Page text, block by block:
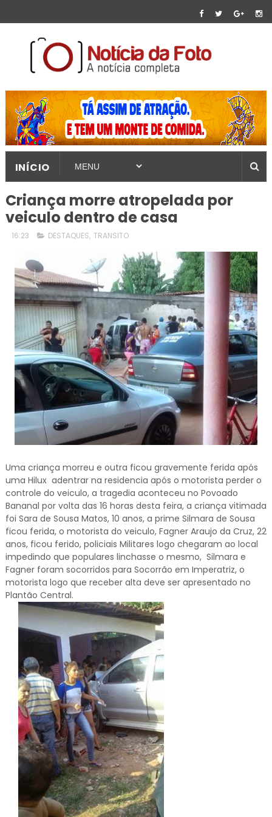
INÍCIO
Criança morre atropelada por
veiculo dentro de casa
16:23 DESTAQUES, TRANSITO
Uma criança morreu e outra ficou gravemente ferida após
uma Hilux adentrar na residencia após o motorista perder o
controle do veiculo, a tragedia aconteceu no Povoado
Bananal por volta das 16 horas desta feira, a criança vitimada
foi Sara de Sousa Matos, 10 anos, a prime Silmara de Sousa
ficou ferida, o motorista do veiculo, Fagner Araujo da Cruz, 22
anos, ficou ferido, policiais Militares logo chegaram ao local
impedindo que populares linchasse o mesmo, Silmara e
Fagner foram socorridos para Socorrão em Imperatriz, o
motorista logo que receber alta deve ser apresentado no
Plantão Central.